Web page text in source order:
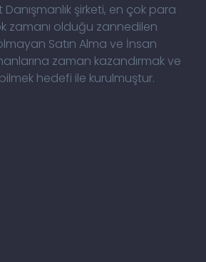
Danışmanlık şirketi, en çok para
zamanı olduğu zannedilen
Satın Alma ve İnsan
zaman kazandırmak ve
hedefi ile kurulmuştur.